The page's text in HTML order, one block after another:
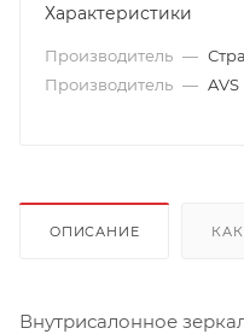
Характеристики
Производитель —
Производитель — AVS
ОПИСАНИЕ
Внутрисалонное